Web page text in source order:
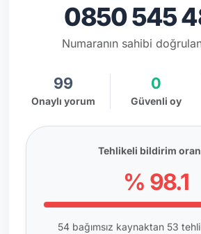
0850 545
Numaranın sahibi
99
Onaylı yorum
0
Güvenli oy
Tehlikeli bildirim
% 98.1
54 bağımsız kaynaktan 53